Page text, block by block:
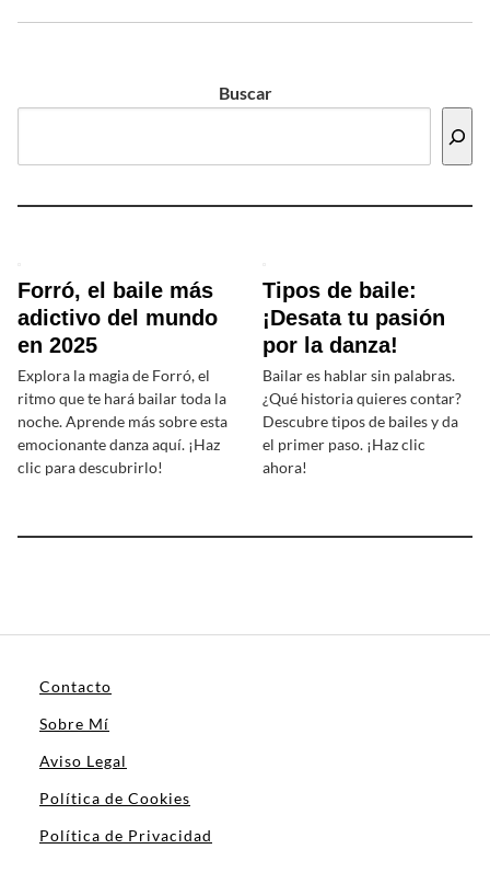
Buscar
Forró, el baile más
adictivo del mundo
en 2025
Explora la magia de Forró, el
ritmo que te hará bailar toda la
noche. Aprende más sobre esta
emocionante danza aquí. ¡Haz
clic para descubrirlo!
Tipos de baile:
¡Desata tu pasión
por la danza!
Bailar es hablar sin palabras.
¿Qué historia quieres contar?
Descubre tipos de bailes y da
el primer paso. ¡Haz clic
ahora!
Contacto
Sobre Mí
Aviso Legal
Política de Cookies
Política de Privacidad